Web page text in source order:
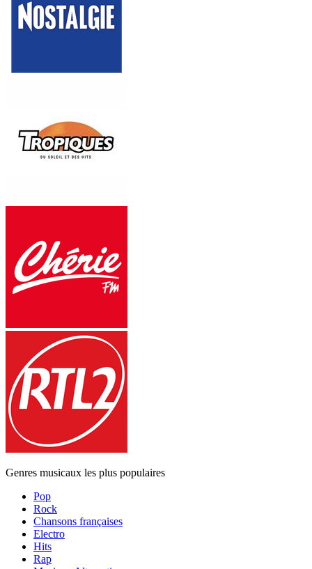
Genres musicaux les plus populaires
Pop
Rock
Chansons françaises
Electro
Hits
Rap